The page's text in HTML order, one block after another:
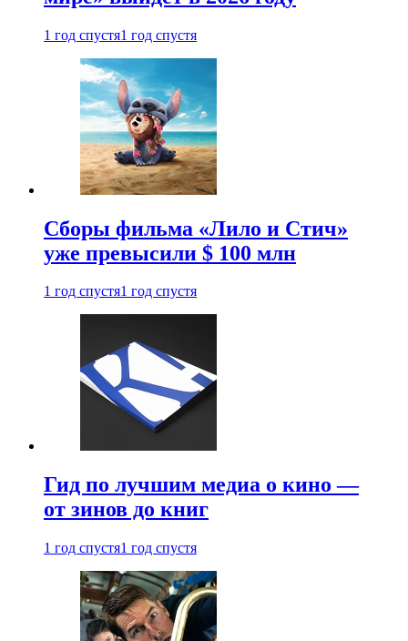
1 год спустя1 год спустя
Сборы фильма «Лило и Стич»
уже превысили $ 100 млн
1 год спустя1 год спустя
Гид по лучшим медиа о кино —
от зинов до книг
1 год спустя1 год спустя